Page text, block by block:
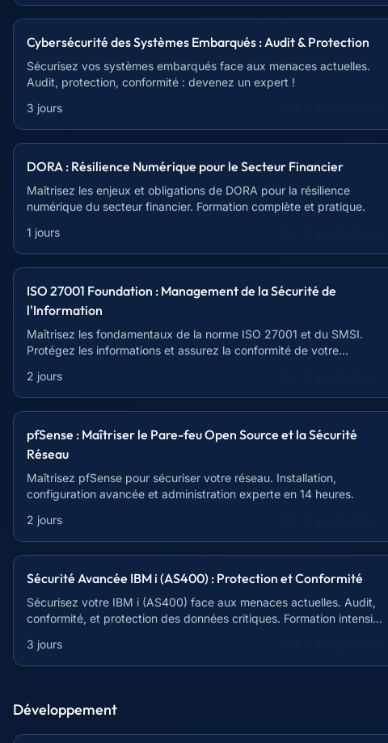
Cybersécurité des Systèmes Embarqués : Audit & Protection
Sécurisez vos systèmes embarqués face aux menaces actuelles.
Audit, protection, conformité : devenez un expert !
3 jours
DORA : Résilience Numérique pour le Secteur Financier
Maîtrisez les enjeux et obligations de DORA pour la résilience
numérique du secteur financier. Formation complète et pratique.
1 jours
ISO 27001 Foundation : Management de la Sécurité de
l'Information
Maîtrisez les fondamentaux de la norme ISO 27001 et du SMSI.
Protégez les informations et assurez la conformité de votre
2 jours
pfSense : Maîtriser le Pare-feu Open Source et la Sécurité
Réseau
Maîtrisez pfSense pour sécuriser votre réseau. Installation,
configuration avancée et administration experte en 14 heures.
2 jours
Sécurité Avancée IBM i (AS400) : Protection et Conformité
Sécurisez votre IBM i (AS400) face aux menaces actuelles. Audit,
conformité, et protection des données critiques. Formation intensive
3 jours
Développement